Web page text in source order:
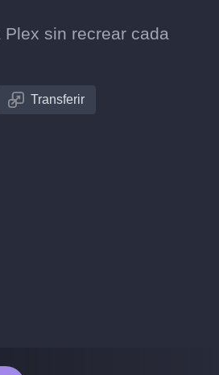
sin recrear cada
Transferir